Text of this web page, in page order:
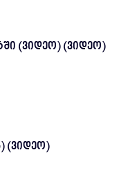
(ვიდეო) (ვიდეო)
(ვიდეო)